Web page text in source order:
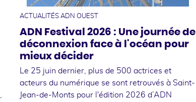
ACTUALITÉS ADN OUEST
ADN Festival 2026 : Une journée de
déconnexion face à l'océan pour
mieux décider
Le 25 juin dernier, plus de 500 actrices et
acteurs du numérique se sont retrouvés à Saint-
Jean-de-Monts pour l'édition 2026 d’ADN